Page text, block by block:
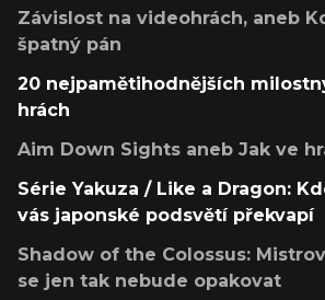
Závislost na videohrách, aneb
špatný pán
20 nejpamětihodnějších
hrách
Aim Down Sights aneb Jak ve
Série Yakuza / Like a Dragon:
vás japonské podsvětí překvapí
Shadow of the Colossus:
se jen tak nebude opakovat